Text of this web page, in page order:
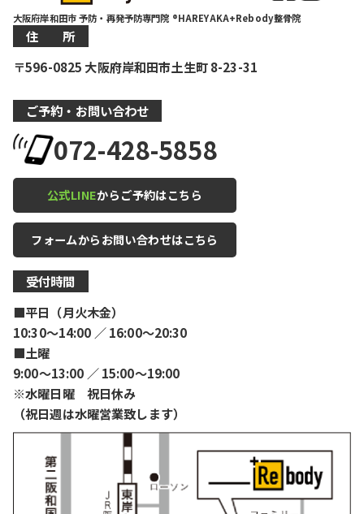
大阪府岸和田市 予防・再発予防専門院 ®HAREYAKA+Rebody整骨院
住 所
〒596-0825 大阪府岸和田市土生町 8-23-31
ご予約・お問い合わせ
072-428-5858
公式LINEからご予約はこちら
フォームからお問い合わせはこちら
受付時間
■平日（月火木金）
10:30〜14:00 ／ 16:00〜20:30
■土曜
9:00〜13:00 ／ 15:00〜19:00
※水曜日曜 祝日休み
（祝日週は水曜営業致します）